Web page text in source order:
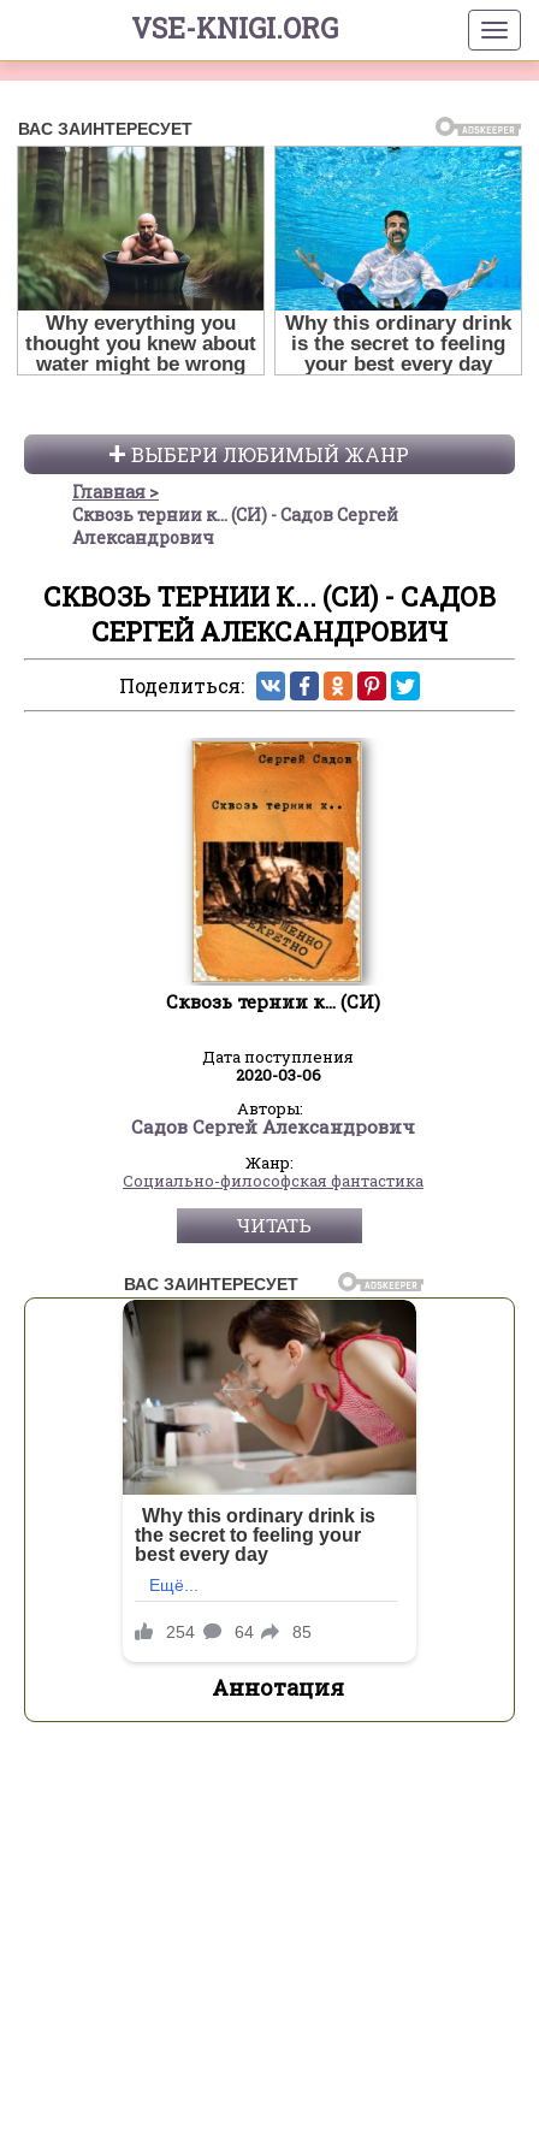
VSE-KNIGI.ORG
ВЫБЕРИ ЛЮБИМЫЙ ЖАНР
Главная
Сквозь тернии к... (СИ) - Садов Сергей
Александрович
СКВОЗЬ ТЕРНИИ К... (СИ) - САДОВ
СЕРГЕЙ АЛЕКСАНДРОВИЧ
Поделиться:
Сквозь тернии к... (СИ)
Дата поступления
2020-03-06
Авторы:
Садов Сергей Александрович
Жанр:
Социально-философская фантастика
ЧИТАТЬ
Аннотация